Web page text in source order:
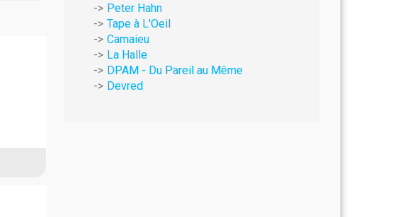
Peter Hahn
Tape à L'Oeil
Camaieu
La Halle
DPAM - Du Pareil au Même
Devred